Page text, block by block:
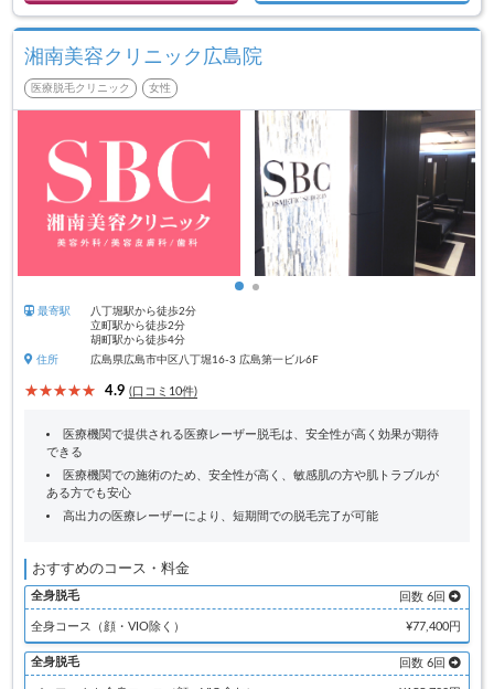
湘南美容クリニック広島院
医療脱毛クリニック 女性
最寄駅
八丁堀駅から徒歩2分
立町駅から徒歩2分
胡町駅から徒歩4分
住所
広島県広島市中区八丁堀16-3 広島第一ビル6F
4.9 (口コミ10件)
医療機関で提供される医療レーザー脱毛は、安全性が高く効果が期待
できる
医療機関での施術のため、安全性が高く、敏感肌の方や肌トラブルが
ある方でも安心
高出力の医療レーザーにより、短期間での脱毛完了が可能
おすすめのコース・料金
全身脱毛 回数 6回
全身コース（顔・VIO除く） ¥77,400円
全身脱毛 回数 6回